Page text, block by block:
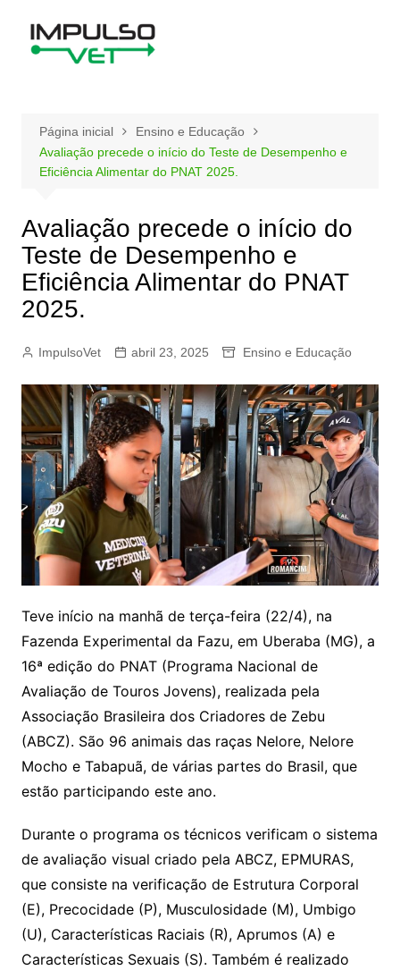
Página inicial
Ensino e Educação
Avaliação precede o início do Teste de Desempenho e
Eficiência Alimentar do PNAT 2025.
Avaliação precede o início do
Teste de Desempenho e
Eficiência Alimentar do PNAT
2025.
ImpulsoVet abril 23, 2025 Ensino e Educação
Teve início na manhã de terça-feira (22/4), na
Fazenda Experimental da Fazu, em Uberaba (MG), a
16ª edição do PNAT (Programa Nacional de
Avaliação de Touros Jovens), realizada pela
Associação Brasileira dos Criadores de Zebu
(ABCZ). São 96 animais das raças Nelore, Nelore
Mocho e Tabapuã, de várias partes do Brasil, que
estão participando este ano.
Durante o programa os técnicos verificam o sistema
de avaliação visual criado pela ABCZ, EPMURAS,
que consiste na verificação de Estrutura Corporal
(E), Precocidade (P), Musculosidade (M), Umbigo
(U), Características Raciais (R), Aprumos (A) e
Características Sexuais (S). Também é realizado